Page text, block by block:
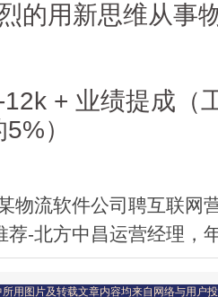
用新思维从事
+ 业绩提成（
）
物流软件公司聘互联网
荐-北方中昌运营经理，
所用图片及转载文章内容均来自网络与用户